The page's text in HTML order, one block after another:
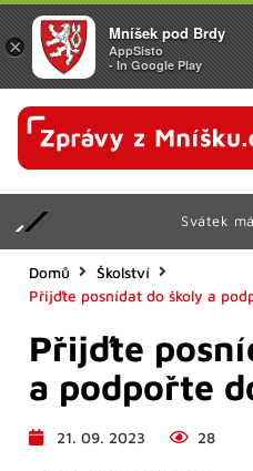
Svátek
Domů
Školství
Přijďte posnídat do školy a
Přijďte
a podpořte
21. 09. 2023 28
×
Mníšek pod Brdy
AppSisto
- In Google Play